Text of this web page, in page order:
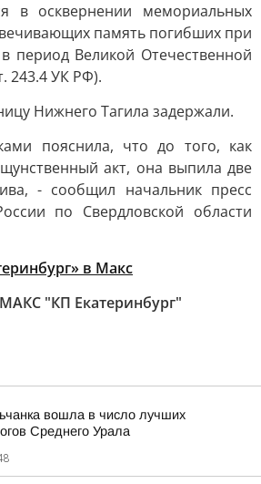
в осквернении мемориальных
память погибших при
период Великой Отечественной
243.4 УК РФ).
Нижнего Тагила задержали.
пояснила, что до того, как
акт, она выпила две
- сообщил начальник пресс
по Свердловской области
в Макс
"КП Екатеринбург"
вошла в число лучших
Среднего Урала